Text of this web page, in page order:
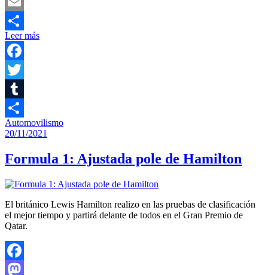
Email
Compartir
Leer más
Facebook
Twitter
Tumblr
Compartir
Automovilismo
20/11/2021
Formula 1: Ajustada pole de Hamilton
El británico Lewis Hamilton realizo en las pruebas de clasificación
el mejor tiempo y partirá delante de todos en el Gran Premio de
Qatar.
Facebook